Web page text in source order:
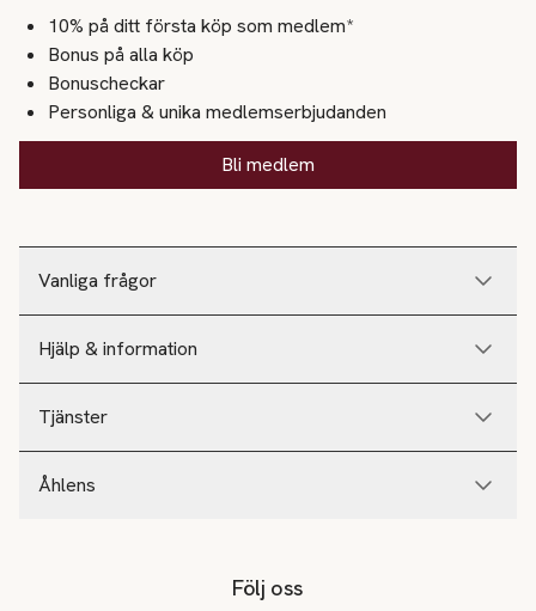
Vanliga frågor
Hjälp & information
Tjänster
Åhlens
10% på ditt första köp som medlem*
Bonus på alla köp
Bonuscheckar
Personliga & unika medlemserbjudanden
Bli medlem
Följ oss